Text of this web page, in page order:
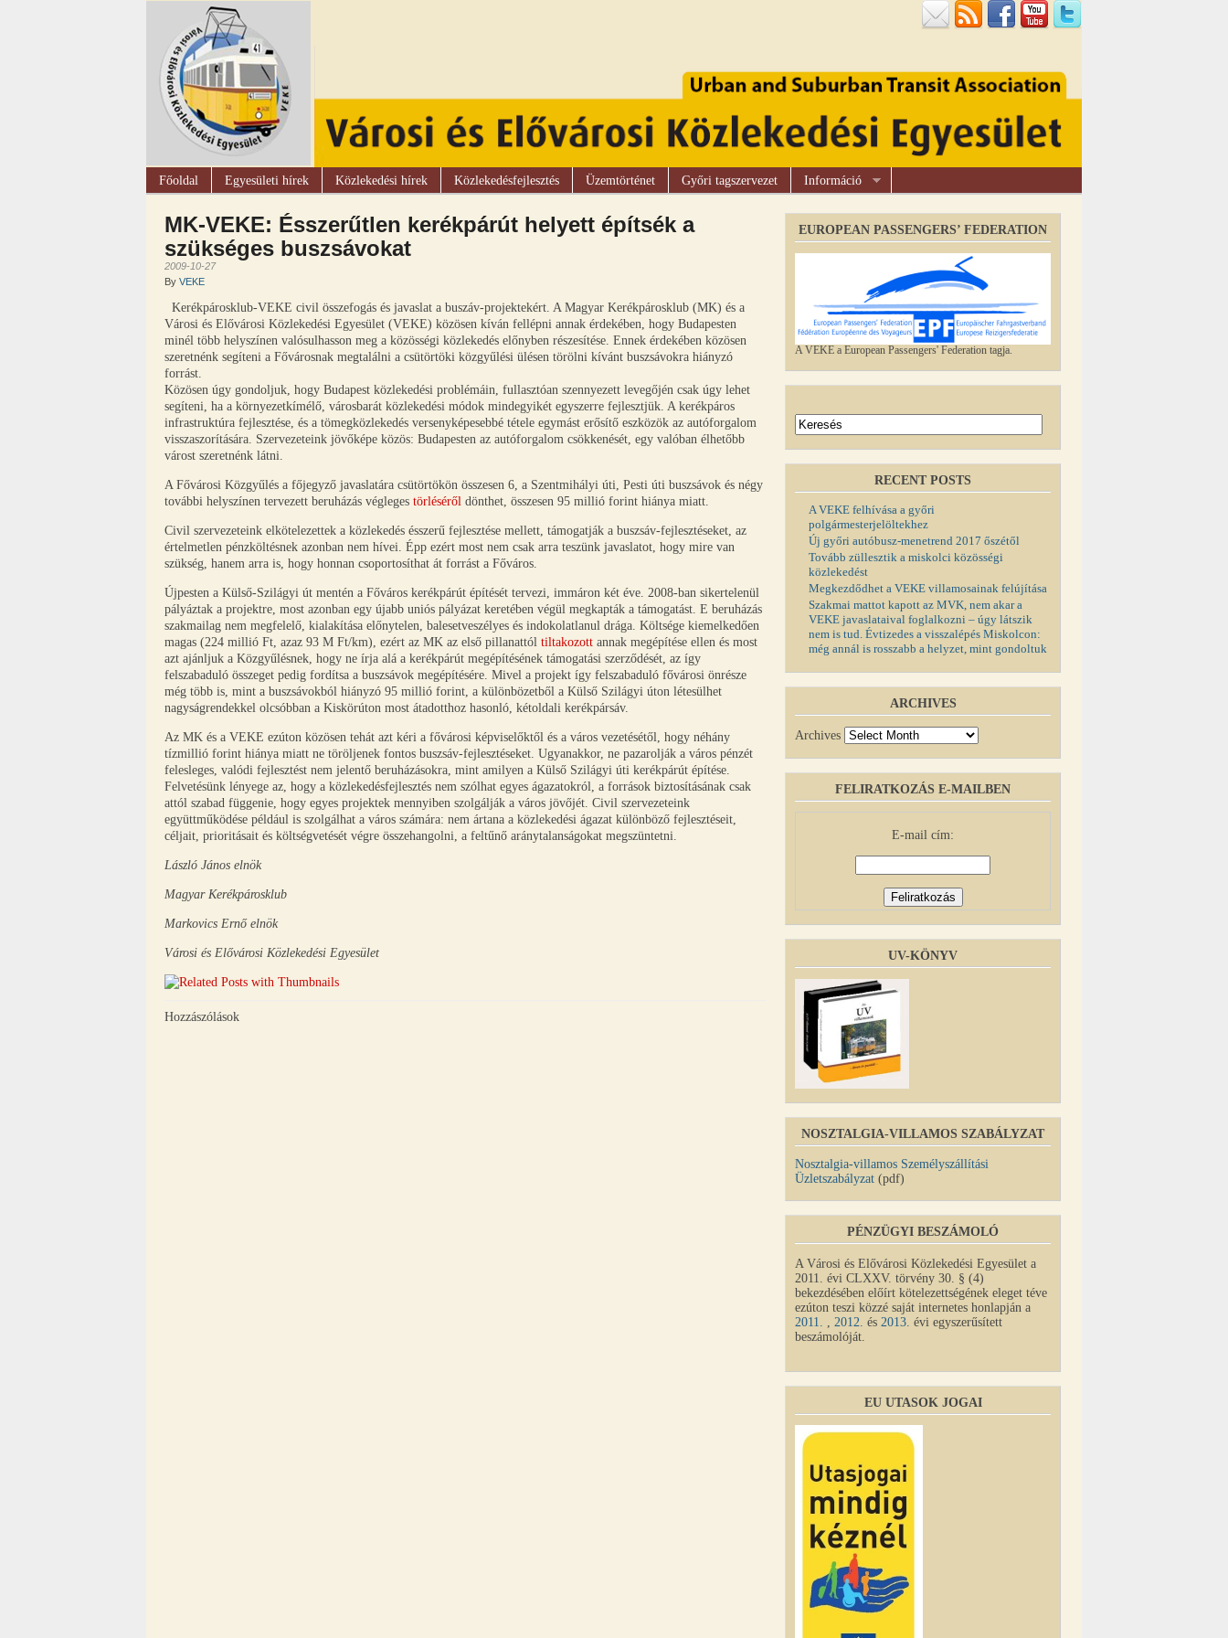
Főoldal Egyesületi hírek Közlekedési hírek Közlekedésfejlesztés Üzemtörténet Győri tagszervezet Információ
MK-VEKE: Ésszerűtlen kerékpárút helyett építsék a
szükséges buszsávokat
2009-10-27
By VEKE
Kerékpárosklub-VEKE civil összefogás és javaslat a buszáv-projektekért. A Magyar Kerékpárosklub (MK) és a
Városi és Elővárosi Közlekedési Egyesület (VEKE) közösen kíván fellépni annak érdekében, hogy Budapesten
minél több helyszínen valósulhasson meg a közösségi közlekedés előnyben részesítése. Ennek érdekében közösen
szeretnénk segíteni a Fővárosnak megtalálni a csütörtöki közgyűlési ülésen törölni kívánt buszsávokra hiányzó
forrást.
Közösen úgy gondoljuk, hogy Budapest közlekedési problémáin, fullasztóan szennyezett levegőjén csak úgy lehet
segíteni, ha a környezetkímélő, városbarát közlekedési módok mindegyikét egyszerre fejlesztjük. A kerékpáros
infrastruktúra fejlesztése, és a tömegközlekedés versenyképesebbé tétele egymást erősítő eszközök az autóforgalom
visszaszorítására. Szervezeteink jövőképe közös: Budapesten az autóforgalom csökkenését, egy valóban élhetőbb
várost szeretnénk látni.
A Fővárosi Közgyűlés a főjegyző javaslatára csütörtökön összesen 6, a Szentmihályi úti, Pesti úti buszsávok és négy
további helyszínen tervezett beruházás végleges törléséről dönthet, összesen 95 millió forint hiánya miatt.
Civil szervezeteink elkötelezettek a közlekedés ésszerű fejlesztése mellett, támogatják a buszsáv-fejlesztéseket, az
értelmetlen pénzköltésnek azonban nem hívei. Épp ezért most nem csak arra teszünk javaslatot, hogy mire van
szükség, hanem arra is, hogy honnan csoportosíthat át forrást a Főváros.
Újpesten a Külső-Szilágyi út mentén a Főváros kerékpárút építését tervezi, immáron két éve. 2008-ban sikertelenül
pályáztak a projektre, most azonban egy újabb uniós pályázat keretében végül megkapták a támogatást. E beruházás
szakmailag nem megfelelő, kialakítása előnytelen, balesetveszélyes és indokolatlanul drága. Költsége kiemelkedően
magas (224 millió Ft, azaz 93 M Ft/km), ezért az MK az első pillanattól tiltakozott annak megépítése ellen és most
azt ajánljuk a Közgyűlésnek, hogy ne írja alá a kerékpárút megépítésének támogatási szerződését, az így
felszabaduló összeget pedig fordítsa a buszsávok megépítésére. Mivel a projekt így felszabaduló fővárosi önrésze
még több is, mint a buszsávokból hiányzó 95 millió forint, a különbözetből a Külső Szilágyi úton létesülhet
nagyságrendekkel olcsóbban a Kiskörúton most átadotthoz hasonló, kétoldali kerékpársáv.
Az MK és a VEKE ezúton közösen tehát azt kéri a fővárosi képviselőktől és a város vezetésétől, hogy néhány
tízmillió forint hiánya miatt ne töröljenek fontos buszsáv-fejlesztéseket. Ugyanakkor, ne pazarolják a város pénzét
felesleges, valódi fejlesztést nem jelentő beruházásokra, mint amilyen a Külső Szilágyi úti kerékpárút építése.
Felvetésünk lényege az, hogy a közlekedésfejlesztés nem szólhat egyes ágazatokról, a források biztosításának csak
attól szabad függenie, hogy egyes projektek mennyiben szolgálják a város jövőjét. Civil szervezeteink
együttműködése például is szolgálhat a város számára: nem ártana a közlekedési ágazat különböző fejlesztéseit,
céljait, prioritásait és költségvetését végre összehangolni, a feltűnő aránytalanságokat megszüntetni.
László János elnök
Magyar Kerékpárosklub
Markovics Ernő elnök
Városi és Elővárosi Közlekedési Egyesület
Hozzászólások
EUROPEAN PASSENGERS’ FEDERATION
A VEKE a European Passengers' Federation tagja.
RECENT POSTS
A VEKE felhívása a győri
polgármesterjelöltekhez
Új győri autóbusz-menetrend 2017 őszétől
Tovább züllesztik a miskolci közösségi
közlekedést
Megkezdődhet a VEKE villamosainak felújítása
Szakmai mattot kapott az MVK, nem akar a
VEKE javaslataival foglalkozni – úgy látszik
nem is tud. Évtizedes a visszalépés Miskolcon:
még annál is rosszabb a helyzet, mint gondoltuk
ARCHIVES
Archives
FELIRATKOZÁS E-MAILBEN
E-mail cím:
UV-KÖNYV
NOSZTALGIA-VILLAMOS SZABÁLYZAT
Nosztalgia-villamos Személyszállítási
Üzletszabályzat (pdf)
PÉNZÜGYI BESZÁMOLÓ
A Városi és Elővárosi Közlekedési Egyesület a
2011. évi CLXXV. törvény 30. § (4)
bekezdésében előírt kötelezettségének eleget téve
ezúton teszi közzé saját internetes honlapján a
2011.
2012. és 2013. évi egyszerűsített
beszámolóját.
EU UTASOK JOGAI